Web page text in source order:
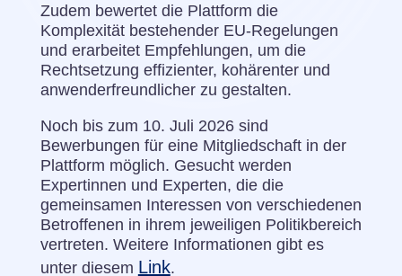
Zudem bewertet die Plattform die
Komplexität bestehender EU-Regelungen
und erarbeitet Empfehlungen, um die
Rechtsetzung effizienter, kohärenter und
anwenderfreundlicher zu gestalten.
Noch bis zum 10. Juli 2026 sind
Bewerbungen für eine Mitgliedschaft in der
Plattform möglich. Gesucht werden
Expertinnen und Experten, die die
gemeinsamen Interessen von verschiedenen
Betroffenen in ihrem jeweiligen Politikbereich
vertreten. Weitere Informationen gibt es
unter diesem Link.